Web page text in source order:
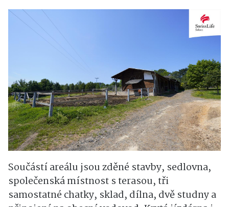
Součástí areálu jsou zděné stavby, sedlovna,
společenská místnost s terasou, tři
samostatné chatky, sklad, dílna, dvě studny a